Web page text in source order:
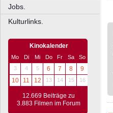
Jobs.
Kulturlinks.
Kinokalender
Mo Di Mi Do Fr Sa
So
3
4 5 6 7 8
9
10
11 12 13 14 15 16
12.669 Beiträge zu
3.883 Filmen im Forum